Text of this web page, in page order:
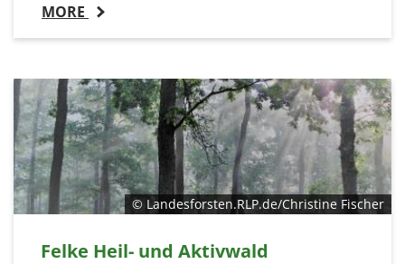
MORE
© Landesforsten.RLP.de/Christine Fischer
Felke Heil- und Aktivwald